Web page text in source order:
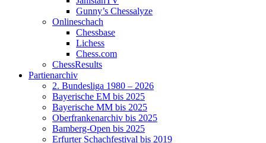
Gunny’s Chessalyze
Onlineschach
Chessbase
Lichess
Chess.com
ChessResults
Partienarchiv
2. Bundesliga 1980 – 2026
Bayerische EM bis 2025
Bayerische MM bis 2025
Oberfrankenarchiv bis 2025
Bamberg-Open bis 2025
Erfurter Schachfestival bis 2019